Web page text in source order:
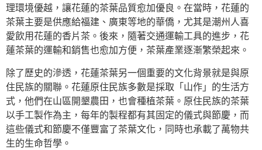
理環境優越，讓花蓮的茶葉品質愈加優良。在當時，花蓮的
茶葉主要是供應給福建、廣東等地的華僑，尤其是潮州人喜
愛飲用花蓮的香片茶。後來，隨著交通運輸工具的進步，花
蓮茶葉的運輸和銷售也愈加方便，茶葉產業逐漸繁榮起來。
除了歷史的滲透，花蓮茶葉另一個重要的文化背景就是與原
住民族的關聯。花蓮原住民族多數是採取「山作」的生活方
式，他們在山區開墾農田，也會種植茶葉。原住民族的茶葉
以手工製作為主，每年的製程都有其固定的儀式與節慶，而
這些儀式和節慶不僅豐富了茶葉文化，同時也承載了萬物共
生的生命哲學。